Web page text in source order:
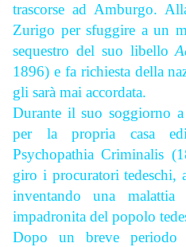
trascorse ad Amburgo.
Zurigo per sfuggire a un
sequestro del suo libello
1896) e fa richiesta della
gli sarà mai accordata.
Durante il suo soggiorno
per la propria casa
Psychopathia Criminalis
giro i procuratori tedeschi,
inventando una
impadronita del popolo
Dopo un breve periodo